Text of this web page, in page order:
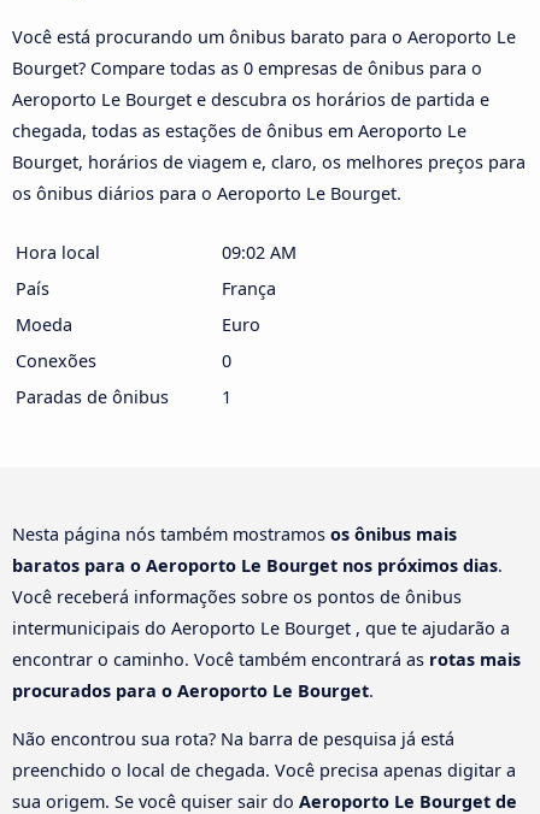
Você está procurando um ônibus barato para o Aeroporto Le
Bourget? Compare todas as 0 empresas de ônibus para o
Aeroporto Le Bourget e descubra os horários de partida e
chegada, todas as estações de ônibus em Aeroporto Le
Bourget, horários de viagem e, claro, os melhores preços para
os ônibus diários para o Aeroporto Le Bourget.
Hora local
09:02 AM
País
França
Moeda
Euro
Conexões
0
Paradas de ônibus
1
Nesta página nós também mostramos os ônibus mais
baratos para o Aeroporto Le Bourget nos próximos dias.
Você receberá informações sobre os pontos de ônibus
intermunicipais do Aeroporto Le Bourget , que te ajudarão a
encontrar o caminho. Você também encontrará as rotas mais
procurados para o Aeroporto Le Bourget.
Não encontrou sua rota? Na barra de pesquisa já está
preenchido o local de chegada. Você precisa apenas digitar a
sua origem. Se você quiser sair do Aeroporto Le Bourget de